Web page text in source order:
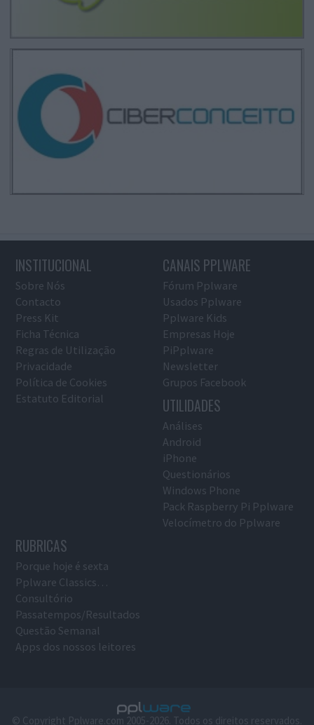
INSTITUCIONAL
Sobre Nós
Contacto
Press Kit
Ficha Técnica
Regras de Utilização
Privacidade
Política de Cookies
Estatuto Editorial
CANAIS PPLWARE
Fórum Pplware
Usados Pplware
Pplware Kids
Empresas Hoje
PiPplware
Newsletter
Grupos Facebook
UTILIDADES
Análises
Android
iPhone
Questionários
Windows Phone
Pack Raspberry Pi Pplware
Velocímetro do Pplware
RUBRICAS
Porque hoje é sexta
Pplware Classics…
Consultório
Passatempos/Resultados
Questão Semanal
Apps dos nossos leitores
© Copyright Pplware.com 2005-2026. Todos os direitos reservados.